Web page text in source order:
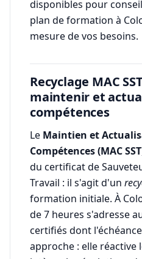
disponibles pour
plan de formation à
mesure de vos besoins.
Recyclage MAC
maintenir et
compétences
Le Maintien et
Compétences (MAC
du certificat de
Travail : il s'agit d'un
formation initiale. À
de 7 heures s'adresse
certifiés dont
approche : elle réactive